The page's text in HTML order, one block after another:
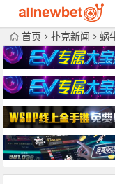
首页 扑克新闻 蜗